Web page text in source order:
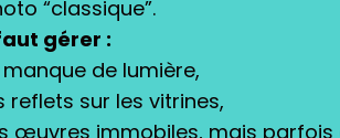
“classique”.
gérer :
manque de lumière,
reflets sur les vitrines,
œuvres immobiles, mais parfois